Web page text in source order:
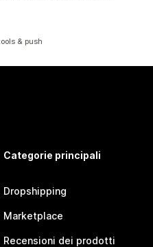
& push
Categorie principali
Dropshipping
Marketplace
Recensioni dei prodotti